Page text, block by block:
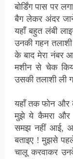
बोर्डिंग पास पर
बैग लेकर अंदर
यहाँ बहुत लंबी
उनकी गहन
के बाद मेरा नंबर
मशीन से चेक
उसकी तलाशी ली
यहाँ तक फोन और
मुझे ये कैमरा और
समझ नहीं आई,
बताइए ! मुझसे
चालू करवाकर